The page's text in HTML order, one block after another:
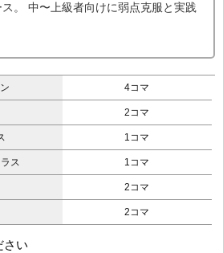
。 中〜上級者向けに弱点克服と実践
4コマ
2コマ
1コマ
ス 1コマ
2コマ
2コマ
さい